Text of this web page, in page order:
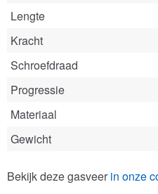
Lengte
Kracht
Schroefdraad
Progressie
Materiaal
Gewicht
Bekijk deze gasveer in onze